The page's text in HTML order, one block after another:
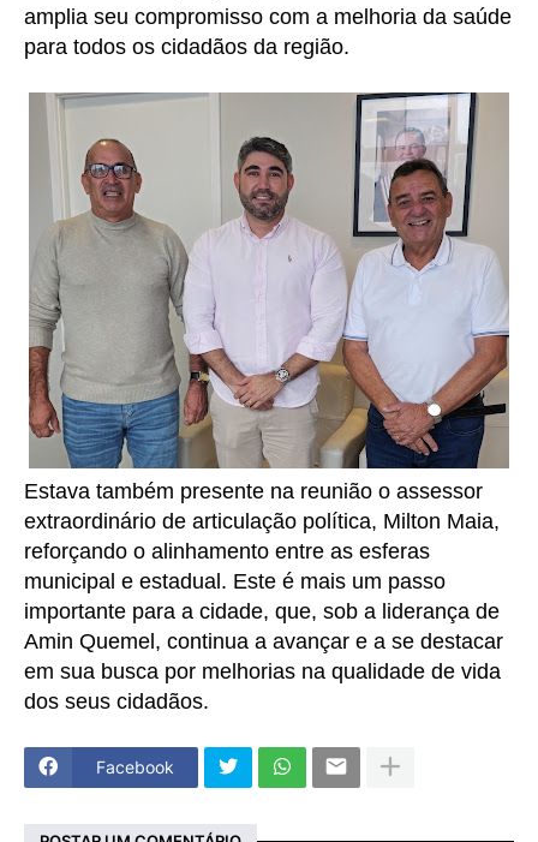
amplia seu compromisso com a melhoria da saúde
para todos os cidadãos da região.
Estava também presente na reunião o assessor
extraordinário de articulação política, Milton Maia,
reforçando o alinhamento entre as esferas
municipal e estadual. Este é mais um passo
importante para a cidade, que, sob a liderança de
Amin Quemel, continua a avançar e a se destacar
em sua busca por melhorias na qualidade de vida
dos seus cidadãos.
Facebook